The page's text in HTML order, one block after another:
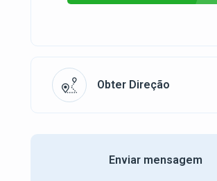
Obter Direção
Enviar mensagem